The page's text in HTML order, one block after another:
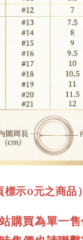
示0元之商品
購買為單一